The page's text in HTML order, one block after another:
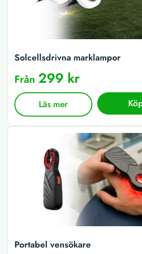
Solcellsdrivna marklampor
Från 299 kr
Läs mer
Portabel vensökare